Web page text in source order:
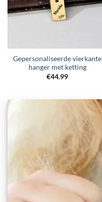
Gepersonaliseerde vierkante
hanger met ketting
€44.99